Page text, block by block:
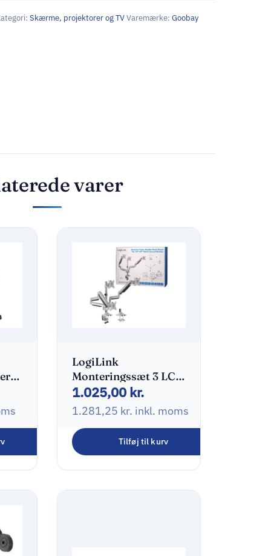
Skærme, projektorer og TVVaremærke: Goobay
varer
LogiLink
Monteringssæt 3 LCD
skærme 13″-32″
1.025,00 kr.
1.281,25 kr. inkl. moms
Tilføj til kurv